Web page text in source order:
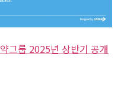
그룹 2025년 상반기 공개